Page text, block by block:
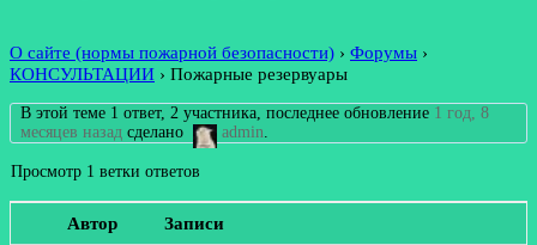
О сайте (нормы пожарной безопасности) › Форумы ›
КОНСУЛЬТАЦИИ › Пожарные резервуары
В этой теме 1 ответ, 2 участника, последнее обновление 1 год, 8
месяцев назад сделано admin
Просмотр 1 ветки ответов
Автор Записи